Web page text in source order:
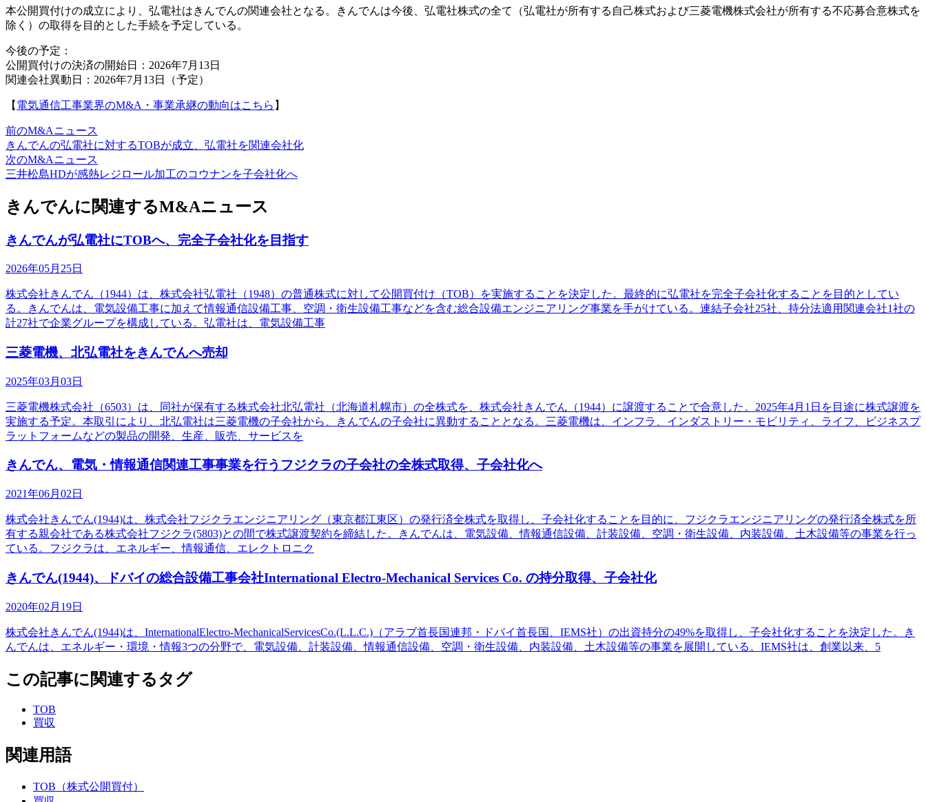
本公開買付けの成立により、弘電社はきんでんの関連会社となる。きんでんは今後、弘電社株式の全て（弘電社が所有する自己株式および三菱電機株式会社が所有する不応募合意株式を
除く）の取得を目的とした手続を予定している。
今後の予定：
公開買付けの決済の開始日：2026年7月13日
関連会社異動日：2026年7月13日（予定）
【 電気通信工事業界のM&A・事業承継の動向はこちら 】
前のM&Aニュース
きんでんの弘電社に対するTOBが成立、弘電社を関連会社化
次のM&Aニュース
三井松島HDが感熱レジロール加工のコウナンを子会社化へ
きんでんに関連するM&Aニュース
きんでんが弘電社にTOBへ、完全子会社化を目指す
2026年05月25日
株式会社きんでん（1944）は、株式会社弘電社（1948）の普通株式に対して公開買付け（TOB）を実施することを決定した。最終的に弘電社を完全子会社化することを目的としてい
る。きんでんは、電気設備工事に加えて情報通信設備工事、空調・衛生設備工事などを含む総合設備エンジニアリング事業を手がけている。連結子会社25社、持分法適用関連会社1社の
計27社で企業グループを構成している。弘電社は、電気設備工事
三菱電機、北弘電社をきんでんへ売却
2025年03月03日
三菱電機株式会社（6503）は、同社が保有する株式会社北弘電社（北海道札幌市）の全株式を、株式会社きんでん（1944）に譲渡することで合意した。2025年4月1日を目途に株式譲渡を
実施する予定。本取引により、北弘電社は三菱電機の子会社から、きんでんの子会社に異動することとなる。三菱電機は、インフラ、インダストリー・モビリティ、ライフ、ビジネスプ
ラットフォームなどの製品の開発、生産、販売、サービスを
きんでん、電気・情報通信関連工事事業を行うフジクラの子会社の全株式取得、子会社化へ
2021年06月02日
株式会社きんでん(1944)は、株式会社フジクラエンジニアリング（東京都江東区）の発行済全株式を取得し、子会社化することを目的に、フジクラエンジニアリングの発行済全株式を所
有する親会社である株式会社フジクラ(5803)との間で株式譲渡契約を締結した。きんでんは、電気設備、情報通信設備、計装設備、空調・衛生設備、内装設備、土木設備等の事業を行っ
ている。フジクラは、エネルギー、情報通信、エレクトロニク
きんでん(1944)、ドバイの総合設備工事会社International Electro-Mechanical Services Co. の持分取得、子会社化
2020年02月19日
株式会社きんでん(1944)は、InternationalElectro-MechanicalServicesCo.(L.L.C.)（アラブ首長国連邦・ドバイ首長国、IEMS社）の出資持分の49%を取得し、子会社化することを決定した。き
んでんは、エネルギー・環境・情報3つの分野で、電気設備、計装設備、情報通信設備、空調・衛生設備、内装設備、土木設備等の事業を展開している。IEMS社は、創業以来、5
この記事に関連するタグ
TOB
買収
関連用語
TOB（株式公開買付）